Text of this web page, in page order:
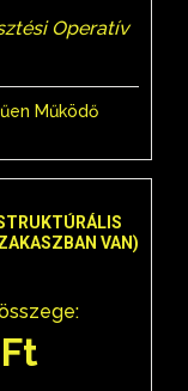
Operatív
Működő
VAN)